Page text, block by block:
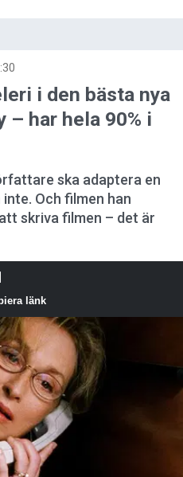
i den bästa nya
– har hela 90% i
ska adaptera en
Och filmen han
skriva filmen – det är
länk